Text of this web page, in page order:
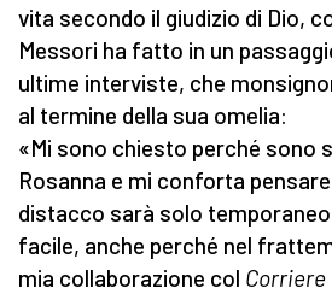
vita secondo il giudizio di Dio,
Messori ha fatto in un
ultime interviste, che
al termine della sua omelia:
«Mi sono chiesto perché sono
Rosanna e mi conforta
distacco sarà solo
facile, anche perché nel
mia collaborazione col Corriere